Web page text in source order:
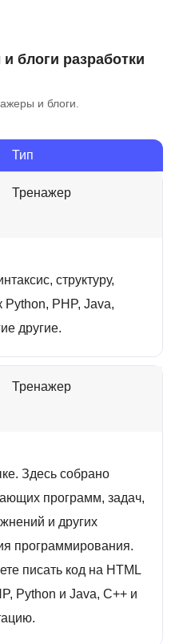
блоги разработки
и блоги.
Тип
Тренажер
структуру,
Python, PHP, Java,
другие.
Тренажер
Здесь собрано
программ, задач,
и других
программирования.
писать код на HTML
Python и Java, C++ и